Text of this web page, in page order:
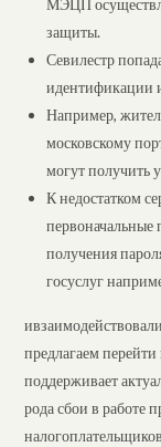
МЭЦП
защиты.
Севилестр
идентификации
Например,
московскому
могут получить
К недостатком
получения
госуслуг
предлагаем
поддерживает
рода сбои в работе